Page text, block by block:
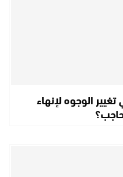
الوجوه لإنهاء